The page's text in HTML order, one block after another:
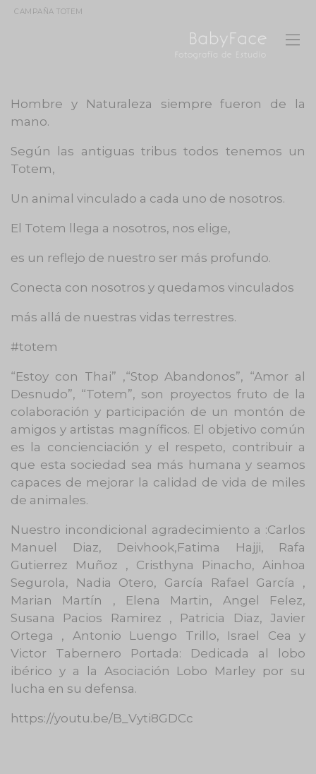
CAMPAÑA TOTEM
Hombre y Naturaleza siempre fueron de la
mano.
Según las antiguas tribus todos tenemos un
Totem,
Un animal vinculado a cada uno de nosotros.
El Totem llega a nosotros, nos elige,
es un reflejo de nuestro ser más profundo.
Conecta con nosotros y quedamos vinculados
más allá de nuestras vidas terrestres.
#totem
“Estoy con Thai” ,“Stop Abandonos”, “Amor al
Desnudo”, “Totem”, son proyectos fruto de la
colaboración y participación de un montón de
amigos y artistas magníficos. El objetivo común
es la concienciación y el respeto, contribuir a
que esta sociedad sea más humana y seamos
capaces de mejorar la calidad de vida de miles
de animales.
Nuestro incondicional agradecimiento a :Carlos
Manuel Diaz, Deivhook,Fatima Hajji, Rafa
Gutierrez Muñoz , Cristhyna Pinacho, Ainhoa
Segurola, Nadia Otero, García Rafael García ,
Marian Martín , Elena Martin, Angel Felez,
Susana Pacios Ramirez , Patricia Diaz, Javier
Ortega , Antonio Luengo Trillo, Israel Cea y
Victor Tabernero Portada: Dedicada al lobo
ibérico y a la Asociación Lobo Marley por su
lucha en su defensa.
https://youtu.be/B_Vyti8GDCc